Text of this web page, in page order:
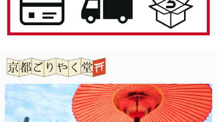
2026/04/27
息子へのプレゼントとして購入しました。 男性なのでシン
プルが良いと思い選びましたが、私もとても気に入ってしま
いました。 女性の方にもお勧めです。 有難うございまし
た。